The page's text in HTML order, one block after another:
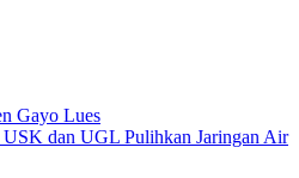
Gayo Lues
dan UGL Pulihkan Jaringan Air